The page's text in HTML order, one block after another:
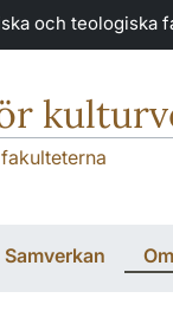
och teologiska
Samverkan